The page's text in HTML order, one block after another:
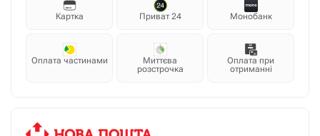
Картка Приват 24 Монобанк
Оплата частинами
Миттєва
розстрочка
Оплата при
отриманні